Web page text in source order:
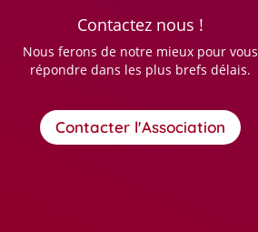
Contactez nous !
Nous ferons de notre mieux pour vous
répondre dans les plus brefs délais.
Contacter l'Association